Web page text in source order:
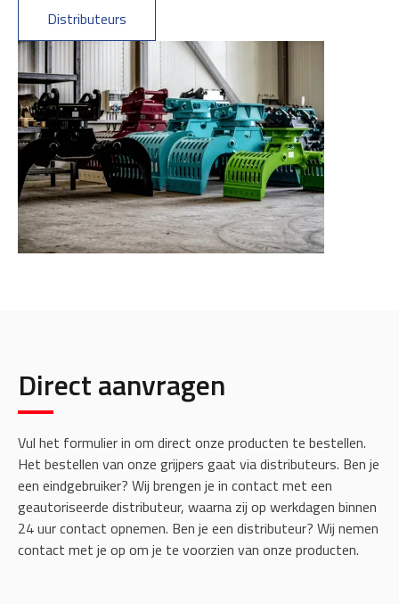
Distributeurs
Direct aanvragen
Vul het formulier in om direct onze producten te bestellen.
Het bestellen van onze grijpers gaat via distributeurs. Ben je
een eindgebruiker? Wij brengen je in contact met een
geautoriseerde distributeur, waarna zij op werkdagen binnen
24 uur contact opnemen. Ben je een distributeur? Wij nemen
contact met je op om je te voorzien van onze producten.